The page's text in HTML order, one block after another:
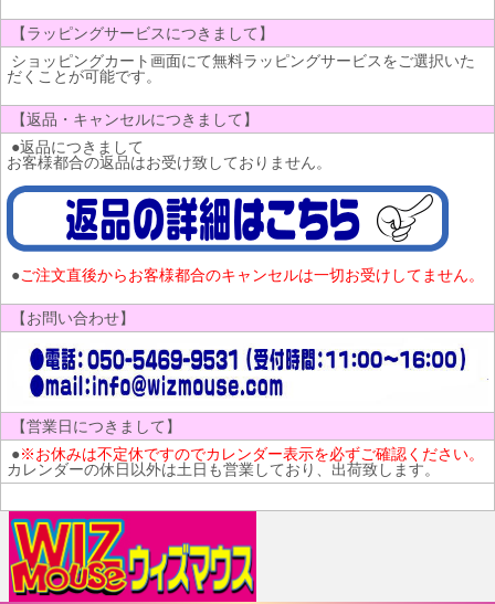
【ラッピングサービスにつきまして】
ショッピングカート画面にて無料ラッピングサービスをご選択いた
だくことが可能です。
【返品・キャンセルにつきまして】
●返品につきまして
お客様都合の返品はお受け致しておりません。
●ご注文直後からお客様都合のキャンセルは一切お受けしてません。
【お問い合わせ】
【営業日につきまして】
●※お休みは不定休ですのでカレンダー表示を必ずご確認ください。
カレンダーの休日以外は土日も営業しており、出荷致します。